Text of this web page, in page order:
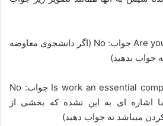
Are you an exchange student جواب: No (اگر دانشجوی معاوضه
جواب بدهید)
Is work an essential component of your studies جواب: No
اشاره ای به این نشده که بخشی از
میباشد نه جواب دهید)